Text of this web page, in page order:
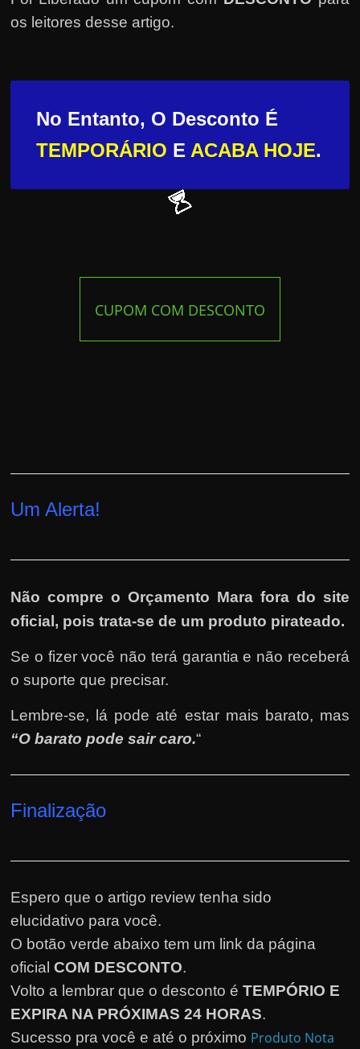
os leitores desse artigo.
No Entanto, O Desconto É
TEMPORÁRIO E ACABA HOJE.
CUPOM COM DESCONTO
Um Alerta!
Não compre o Orçamento Mara fora do site
oficial, pois trata-se de um produto pirateado.
Se o fizer você não terá garantia e não receberá
o suporte que precisar.
Lembre-se, lá pode até estar mais barato, mas
“O barato pode sair caro.“
Finalização
Espero que o artigo review tenha sido
elucidativo para você.
O botão verde abaixo tem um link da página
oficialCOM DESCONTO.
Volto a lembrar que o desconto éTEMPÓRIO E
EXPIRA NA PRÓXIMAS 24 HORAS.
Sucesso pra você e até o próximo Produto Nota